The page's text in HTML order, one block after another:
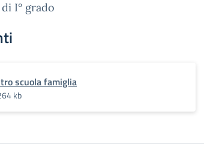
I° grado
scuola famiglia
kb